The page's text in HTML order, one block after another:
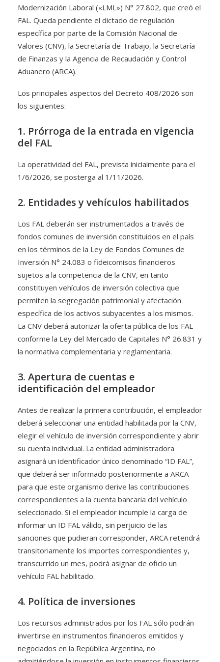
Modernización Laboral («LML») N° 27.802, que creó el
FAL. Queda pendiente el dictado de regulación
específica por parte de la Comisión Nacional de
Valores (CNV), la Secretaría de Trabajo, la Secretaría
de Finanzas y la Agencia de Recaudación y Control
Aduanero (ARCA).
Los principales aspectos del Decreto 408/2026 son
los siguientes:
1. Prórroga de la entrada en vigencia
del FAL
La operatividad del FAL, prevista inicialmente para el
1/6/2026, se posterga al 1/11/2026.
2. Entidades y vehículos habilitados
Los FAL deberán ser instrumentados a través de
fondos comunes de inversión constituidos en el país
en los términos de la Ley de Fondos Comunes de
Inversión N° 24.083 o fideicomisos financieros
sujetos a la competencia de la CNV, en tanto
constituyen vehículos de inversión colectiva que
permiten la segregación patrimonial y afectación
específica de los activos subyacentes a los mismos.
La CNV deberá autorizar la oferta pública de los FAL
conforme la Ley del Mercado de Capitales N° 26.831 y
la normativa complementaria y reglamentaria.
3. Apertura de cuentas e
identificación del empleador
Antes de realizar la primera contribución, el empleador
deberá seleccionar una entidad habilitada por la CNV,
elegir el vehículo de inversión correspondiente y abrir
su cuenta individual. La entidad administradora
asignará un identificador único denominado “ID FAL”,
que deberá ser informado posteriormente a ARCA
para que este organismo derive las contribuciones
correspondientes a la cuenta bancaria del vehículo
seleccionado. Si el empleador incumple la carga de
informar un ID FAL válido, sin perjuicio de las
sanciones que pudieran corresponder, ARCA retendrá
transitoriamente los importes correspondientes y,
transcurrido un mes, podrá asignar de oficio un
vehículo FAL habilitado.
4. Política de inversiones
Los recursos administrados por los FAL sólo podrán
invertirse en instrumentos financieros emitidos y
negociados en la República Argentina, no